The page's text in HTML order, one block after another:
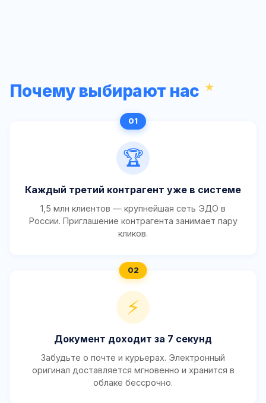
Почему выбирают нас
🏆
Каждый третий контрагент уже в системе
1,5 млн клиентов — крупнейшая сеть ЭДО в
России. Приглашение контрагента занимает пару
кликов.
⚡
Документ доходит за 7 секунд
Забудьте о почте и курьерах. Электронный
оригинал доставляется мгновенно и хранится в
облаке бессрочно.